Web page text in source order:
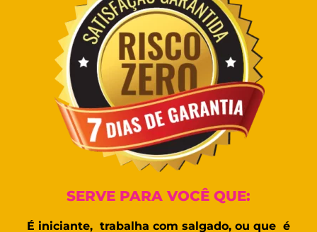
SERVE PARA VOCÊ QUE:
É iniciante, trabalha com salgado, ou que é